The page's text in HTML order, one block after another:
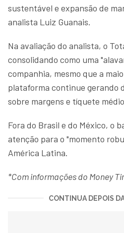
sustentável e expansão de
analista Luiz Guanais.
Na avaliação do analista, o
consolidando como uma
companhia, mesmo que a
plataforma continue gerando
sobre margens e tíquete
Fora do Brasil e do México, o
atenção para o "momento
América Latina.
*Com informações do Money
CONTINUA DEPOIS